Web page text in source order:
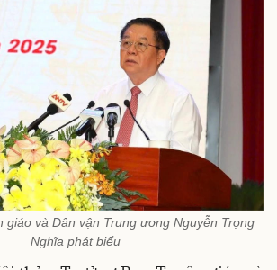
giáo và Dân vận Trung ương Nguyễn Trọng
Nghĩa phát biểu